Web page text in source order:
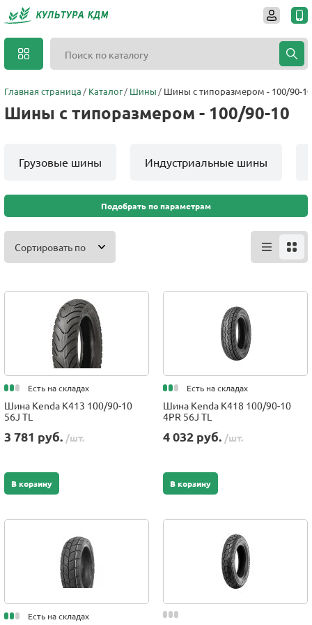
Главная страница Каталог Шины Шины с типоразмером - 100/90-10
Шины с типоразмером - 100/90-10
Грузовые шины Индустриальные шины
Подобрать по параметрам
Сортировать по
Есть на складах
Шина Kenda K413 100/90-10
56J TL
3 781 руб. /шт.
В корзину
Есть на складах
Шина Kenda K418 100/90-10
4PR 56J TL
4 032 руб. /шт.
В корзину
Есть на складах